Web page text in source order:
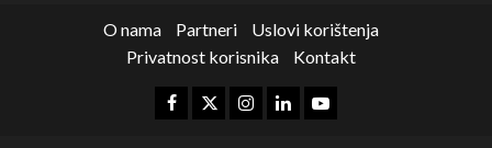
O nama Partneri
Uslovi korištenja
Privatnost korisnika
Kontakt